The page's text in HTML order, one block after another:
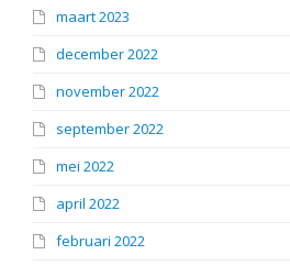
maart 2023
december 2022
november 2022
september 2022
mei 2022
april 2022
februari 2022